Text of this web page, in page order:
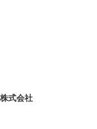
式会社